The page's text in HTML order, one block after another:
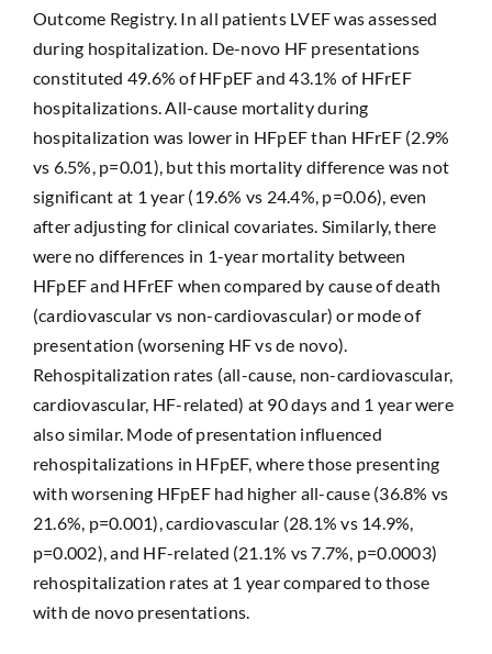
Outcome Registry. In all patients LVEF was assessed
during hospitalization. De-novo HF presentations
constituted 49.6% of HFpEF and 43.1% of HFrEF
hospitalizations. All-cause mortality during
hospitalization was lower in HFpEF than HFrEF (2.9%
vs 6.5%, p=0.01), but this mortality difference was not
significant at 1 year (19.6% vs 24.4%, p=0.06), even
after adjusting for clinical covariates. Similarly, there
were no differences in 1-year mortality between
HFpEF and HFrEF when compared by cause of death
(cardiovascular vs non-cardiovascular) or mode of
presentation (worsening HF vs de novo).
Rehospitalization rates (all-cause, non-cardiovascular,
cardiovascular, HF-related) at 90 days and 1 year were
also similar. Mode of presentation influenced
rehospitalizations in HFpEF, where those presenting
with worsening HFpEF had higher all-cause (36.8% vs
21.6%, p=0.001), cardiovascular (28.1% vs 14.9%,
p=0.002), and HF-related (21.1% vs 7.7%, p=0.0003)
rehospitalization rates at 1 year compared to those
with de novo presentations.